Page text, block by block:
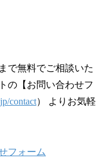
で無料でご相談いた
の【お問い合わせフ
contact） よりお気軽
フォーム